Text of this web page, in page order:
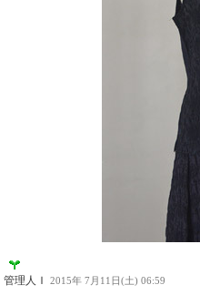
管理人Ｉ 2015年 7月11日(土) 06:59